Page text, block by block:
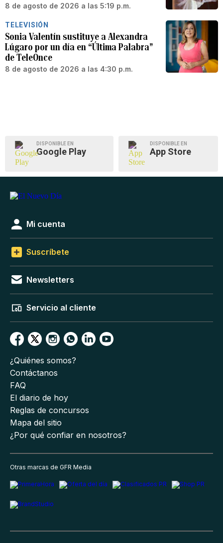
8 de agosto de 2026 a las 5:19 p.m.
TELEVISIÓN
Sonia Valentín sustituye a Alexandra
Lúgaro por un día en “Última Palabra”
de TeleOnce
8 de agosto de 2026 a las 4:30 p.m.
DISPONIBLE EN
Google Play
DISPONIBLE EN
App Store
Mi cuenta
Suscríbete
Newsletters
Servicio al cliente
¿Quiénes somos?
Contáctanos
FAQ
El diario de hoy
Reglas de concursos
Mapa del sitio
¿Por qué confiar en nosotros?
Otras marcas de GFR Media